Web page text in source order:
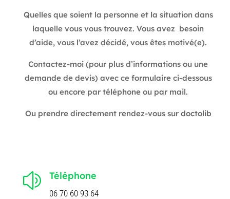
Quelles que soient la personne et la situation dans
laquelle vous vous trouvez.Vous avez besoin
d’aide, vous l’avez décidé, vous êtes motivé(e).
Contactez-moi (pour plus d’informations ou une
demande de devis) avec ce formulaire ci-dessous
ou encore par téléphone ou par mail.
Ou prendre directement rendez-vous sur doctolib
z Téléphone
06 70 60 93 64